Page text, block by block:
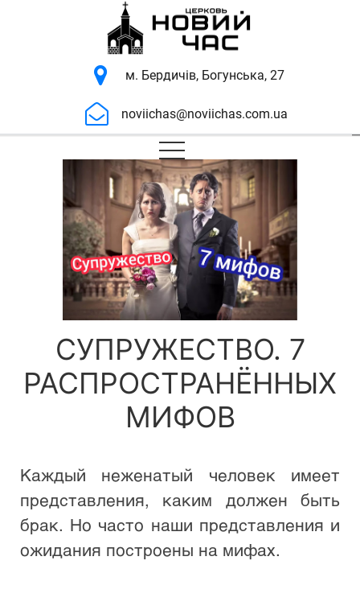
м. Бердичів, Богунська, 27
noviichas@noviichas.com.ua
СУПРУЖЕСТВО. 7
РАСПРОСТРАНЁННЫХ
МИФОВ
Каждый неженатый человек имеет
представления, каким должен быть
брак. Но часто наши представления и
ожидания построены на мифах.